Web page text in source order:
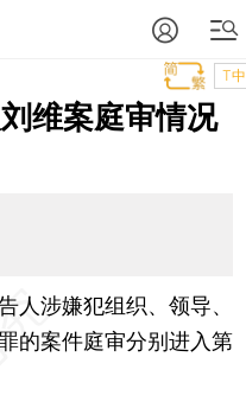
T中
维案庭审情况
涉嫌犯组织、领导、
的案件庭审分别进入第